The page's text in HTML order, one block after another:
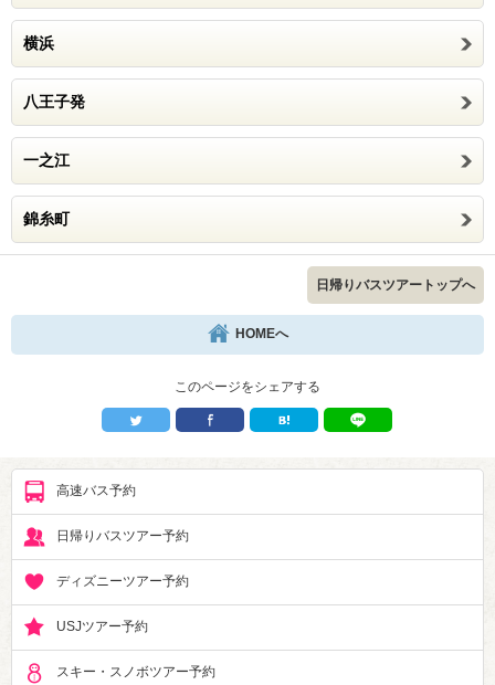
横浜
八王子発
一之江
錦糸町
日帰りバスツアートップへ
HOMEへ
このページをシェアする
高速バス予約
日帰りバスツアー予約
ディズニーツアー予約
USJツアー予約
スキー・スノボツアー予約